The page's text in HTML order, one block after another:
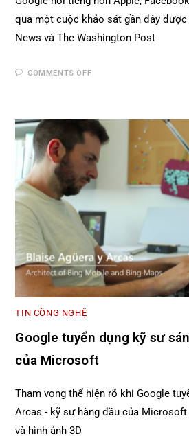
qua một cuộc khảo sát gần đây được
News và The Washington Post
COMMENTS OFF
TIN CÔNG NGHỆ
Google tuyển dụng kỹ sư
của Microsoft
Tham vọng thể hiện rõ khi Google
Arcas - kỹ sư hàng đầu của
và hình ảnh 3D